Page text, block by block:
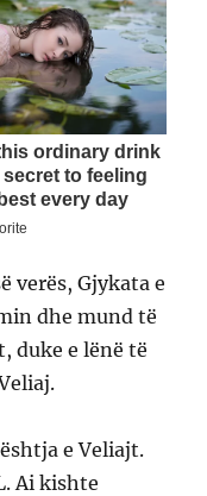
verës, Gjykata e
dhe mund të
duke e lënë të
e Veliajt.
Ai kishte